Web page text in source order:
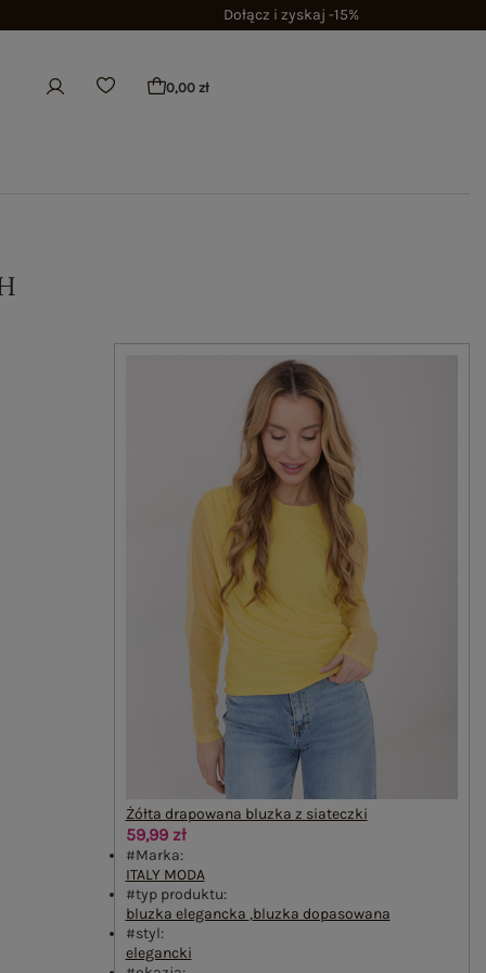
Dołącz i zyskaj -15%
0,00 zł
Żółta drapowana bluzka z siateczki
59,99 zł
#Marka:
ITALY MODA
#typ produktu:
bluzka elegancka ,bluzka dopasowana
#styl:
elegancki